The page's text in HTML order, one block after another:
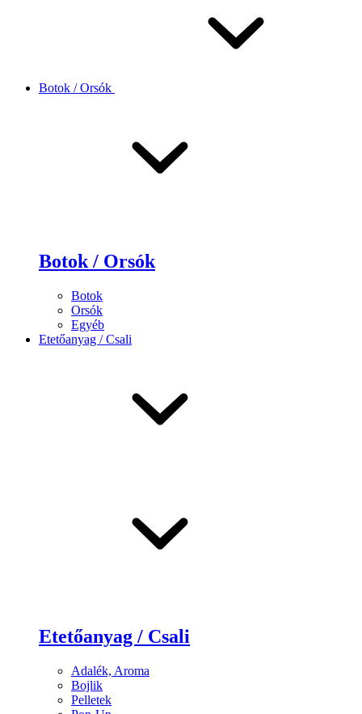
Botok / Orsók
Botok / Orsók
Botok
Orsók
Egyéb
Etetőanyag / Csali
Etetőanyag / Csali
Adalék, Aroma
Bojlik
Pelletek